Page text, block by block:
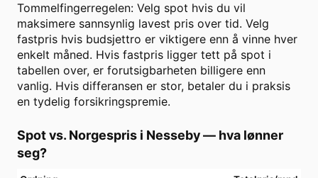
Tommelfingerregelen: Velg spot hvis du vil
maksimere sannsynlig lavest pris over tid. Velg
fastpris hvis budsjettro er viktigere enn å vinne hver
enkelt måned. Hvis fastpris ligger tett på spot i
tabellen over, er forutsigbarheten billigere enn
vanlig. Hvis differansen er stor, betaler du i praksis
en tydelig forsikringspremie.
Spot vs. Norgespris i Nesseby— hva lønner
seg?